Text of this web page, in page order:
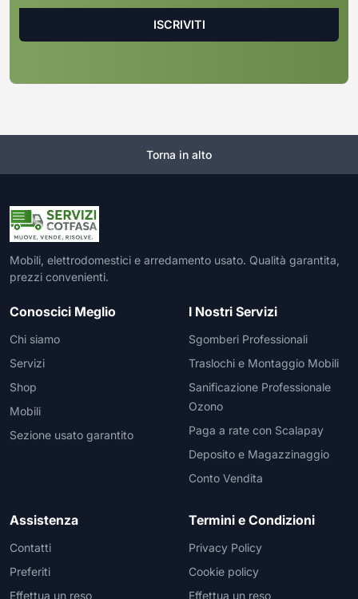
Torna in alto
Mobili, elettrodomestici e arredamento usato. Qualità garantita,
prezzi convenienti.
Conoscici Meglio
Chi siamo
Servizi
Shop
Mobili
Sezione usato garantito
I Nostri Servizi
Sgomberi Professionali
Traslochi e Montaggio Mobili
Sanificazione Professionale
Ozono
Paga a rate con Scalapay
Deposito e Magazzinaggio
Conto Vendita
Assistenza
Contatti
Preferiti
Effettua un reso
Termini e Condizioni
Privacy Policy
Cookie policy
Effettua un reso